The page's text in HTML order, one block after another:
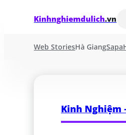
Kinhnghiemdulich.vn
Web StoriesHà GiangSapa
Kinh Nghiệm